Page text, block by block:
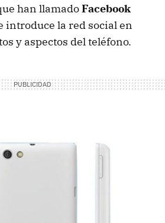
han llamadoFacebook
introduce la red social en
y aspectos del teléfono.